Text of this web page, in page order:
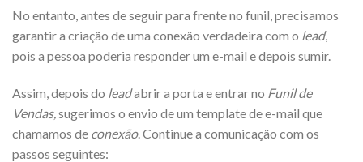
No entanto, antes de seguir para frente no funil, precisamos
garantir a criação de uma conexão verdadeira com o lead,
pois a pessoa poderia responder um e-mail e depois sumir.
Assim, depois do leadabrir a porta e entrar no Funil de
Vendas,sugerimos o envio de um template de e-mail que
chamamos de conexão. Continue a comunicação com os
passos seguintes: